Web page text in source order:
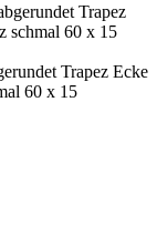
Trapez Ecke
60 x 15